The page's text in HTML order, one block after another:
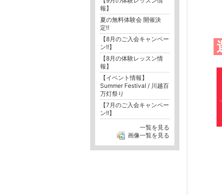
報】
夏の無料体験会 開催決
定‼︎
【8月のご入会キャンペー
ン!!】
【8月の体験レッスン情
報】
【イベント情報】
Summer Festival / 川越百
万灯祭り
【7月のご入会キャンペー
ン!!】
一覧を見る
画像一覧を見る